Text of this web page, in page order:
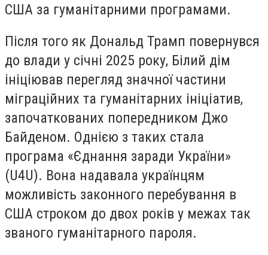
США за гуманітарними програмами.
Після того як Дональд Трамп повернувся
до влади у січні 2025 року, Білий дім
ініціював перегляд значної частини
міграційних та гуманітарних ініціатив,
започаткованих попередником Джо
Байденом. Однією з таких стала
програма «Єднання заради України»
(U4U). Вона надавала українцям
можливість законного перебування в
США строком до двох років у межах так
званого гуманітарного пароля.